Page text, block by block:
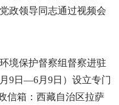
政领导同志通过视频会
境保护督察组督察进驻
9日—6月9日）设立专门
信箱：西藏自治区拉萨